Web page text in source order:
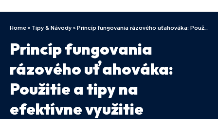
Home » Tipy & Návody » Princíp fungovania rázového uťahováka: Použitie a tipy na efektívne využitie
Princíp fungovania
rázového uťahováka:
Použitie a tipy na
efektívne využitie